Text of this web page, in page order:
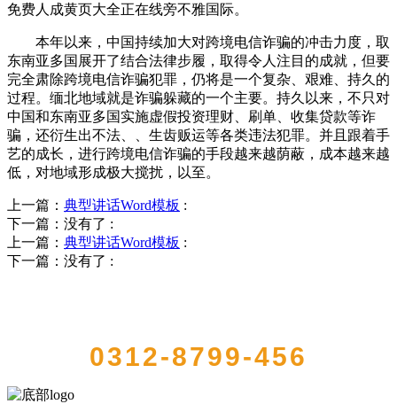
免费人成黄页大全正在线旁不雅国际。
本年以来，中国持续加大对跨境电信诈骗的冲击力度，取
东南亚多国展开了结合法律步履，取得令人注目的成就，但要
完全肃除跨境电信诈骗犯罪，仍将是一个复杂、艰难、持久的
过程。缅北地域就是诈骗躲藏的一个主要。持久以来，不只对
中国和东南亚多国实施虚假投资理财、刷单、收集贷款等诈
骗，还衍生出不法、、生齿贩运等各类违法犯罪。并且跟着手
艺的成长，进行跨境电信诈骗的手段越来越荫蔽，成本越来越
低，对地域形成极大搅扰，以至。
上一篇： 典型讲话Word模板 :
下一篇：没有了 :
上一篇： 典型讲话Word模板 :
下一篇：没有了 :
0312-8799-456